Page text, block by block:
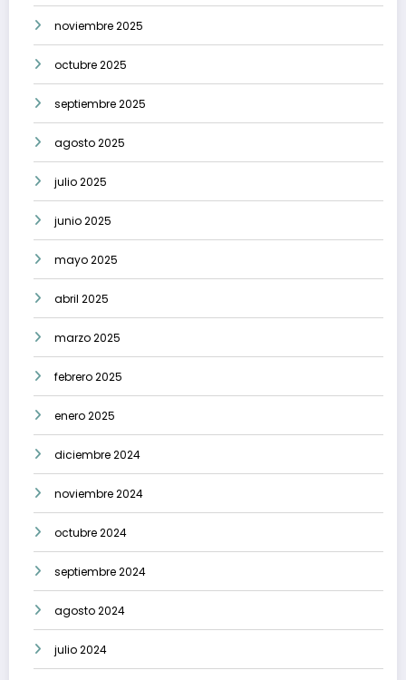
noviembre 2025
octubre 2025
septiembre 2025
agosto 2025
julio 2025
junio 2025
mayo 2025
abril 2025
marzo 2025
febrero 2025
enero 2025
diciembre 2024
noviembre 2024
octubre 2024
septiembre 2024
agosto 2024
julio 2024